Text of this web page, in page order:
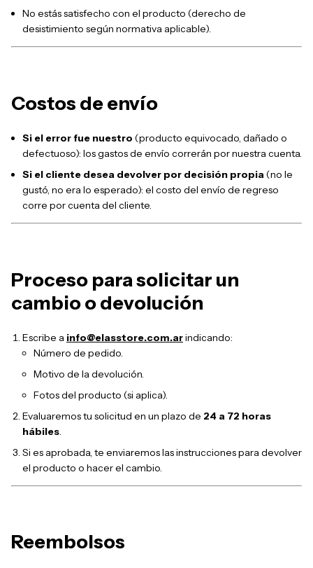
No estás satisfecho con el producto (derecho de
desistimiento según normativa aplicable).
Costos de envío
Si el error fue nuestro (producto equivocado, dañado o
defectuoso): los gastos de envío correrán por nuestra cuenta.
Si el cliente desea devolver por decisión propia(no le
gustó, no era lo esperado): el costo del envío de regreso
corre por cuenta del cliente.
Proceso para solicitar un
cambio o devolución
Escribe a info@elasstore.com.arindicando:
Número de pedido.
Motivo de la devolución.
Fotos del producto (si aplica).
Evaluaremos tu solicitud en un plazo de 24 a 72 horas
hábiles.
Si es aprobada, te enviaremos las instrucciones para devolver
el producto o hacer el cambio.
Reembolsos